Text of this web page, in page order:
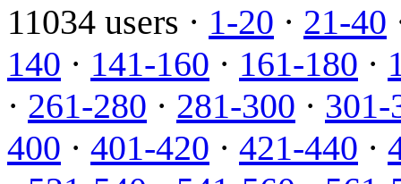
11034 users · 1-20 · 21-40
140 · 141-160 · 161-180 ·
· 261-280 · 281-300 · 301-
400 · 401-420 · 421-440 ·